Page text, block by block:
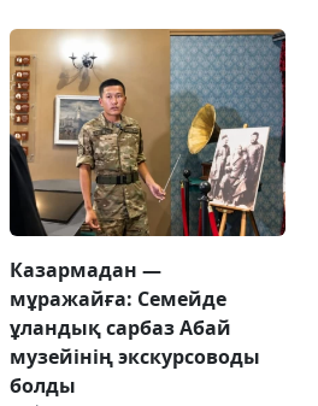
Казармадан —
мұражайға: Семейде
ұландық сарбаз Абай
музейінің экскурсоводы
болды